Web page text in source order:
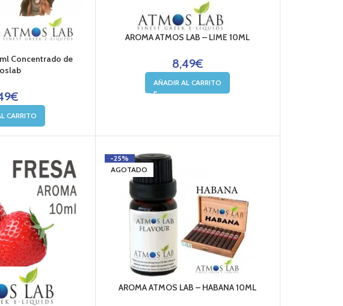
Concentrado de
€
CARRITO
AROMA ATMOS LAB – LIME 10ML
8,49€
AÑADIR AL CARRITO
-25%
AGOTADO
AROMA ATMOS LAB – HABANA 10ML